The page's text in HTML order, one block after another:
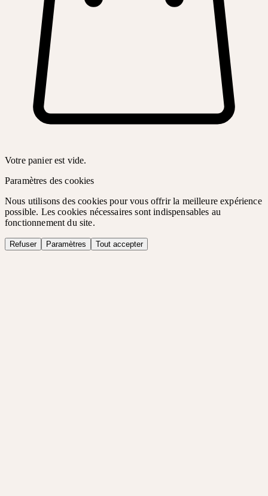
Votre panier est vide.
Paramètres des cookies
Nous utilisons des cookies pour vous offrir la meilleure expérience
possible. Les cookies nécessaires sont indispensables au
fonctionnement du site.
Refuser Paramètres Tout accepter